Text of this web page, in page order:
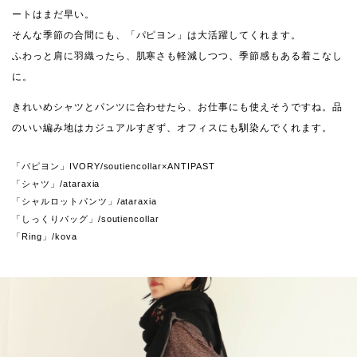
ートはまだ早い。
そんな季節の合間にも、「パピヨン」は大活躍してくれます。
ふわっと肩に羽織ったら、肌寒さも軽減しつつ、季節感もある着こなし
に。
きれいめシャツとパンツに合わせたら、お仕事にも使えそうですね。品
のいい編み地はカジュアルすぎず、オフィスにも馴染んでくれます。
「パピヨン」IVORY/soutiencollar×ANTIPAST
「シャツ」/ataraxia
「シャルロットパンツ」/ataraxia
「しっくりバッグ」/soutiencollar
「Ring」/kova